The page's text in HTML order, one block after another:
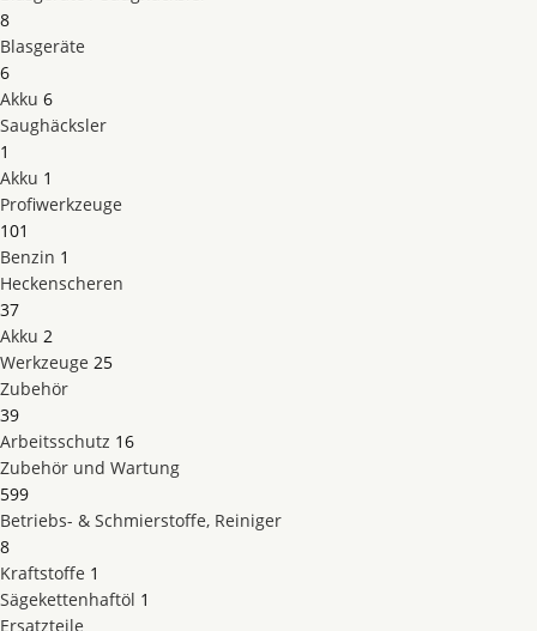
8
Blasgeräte
6
Akku 6
Saughäcksler
1
Akku 1
Profiwerkzeuge
101
Benzin 1
Heckenscheren
37
Akku 2
Werkzeuge 25
Zubehör
39
Arbeitsschutz 16
Zubehör und Wartung
599
Betriebs- & Schmierstoffe, Reiniger
8
Kraftstoffe 1
Sägekettenhaftöl 1
Ersatzteile